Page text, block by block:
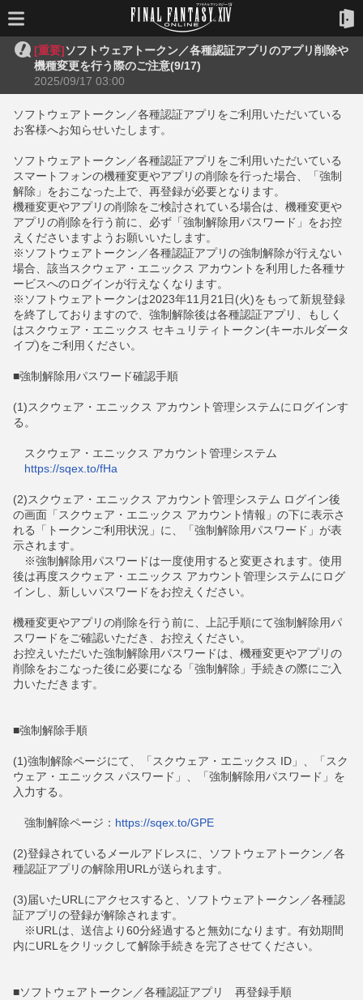
[重要]ソフトウェアトークン／各種認証アプリのアプリ削除や
機種変更を行う際のご注意(9/17)
2025/09/17 03:00
ソフトウェアトークン／各種認証アプリをご利用いただいている
お客様へお知らせいたします。
ソフトウェアトークン／各種認証アプリをご利用いただいている
スマートフォンの機種変更やアプリの削除を行った場合、「強制
解除」をおこなった上で、再登録が必要となります。
機種変更やアプリの削除をご検討されている場合は、機種変更や
アプリの削除を行う前に、必ず「強制解除用パスワード」をお控
えくださいますようお願いいたします。
※ソフトウェアトークン／各種認証アプリの強制解除が行えない
場合、該当スクウェア・エニックス アカウントを利用した各種サ
ービスへのログインが行えなくなります。
※ソフトウェアトークンは2023年11月21日(火)をもって新規登録
を終了しておりますので、強制解除後は各種認証アプリ、もしく
はスクウェア・エニックス セキュリティトークン(キーホルダータ
イプ)をご利用ください。
■強制解除用パスワード確認手順
(1)スクウェア・エニックス アカウント管理システムにログインす
る。
スクウェア・エニックス アカウント管理システム
https://sqex.to/fHa
(2)スクウェア・エニックス アカウント管理システム ログイン後
の画面「スクウェア・エニックス アカウント情報」の下に表示さ
れる「トークンご利用状況」に、「強制解除用パスワード」が表
示されます。
※強制解除用パスワードは一度使用すると変更されます。使用
後は再度スクウェア・エニックス アカウント管理システムにログ
インし、新しいパスワードをお控えください。
機種変更やアプリの削除を行う前に、上記手順にて強制解除用パ
スワードをご確認いただき、お控えください。
お控えいただいた強制解除用パスワードは、機種変更やアプリの
削除をおこなった後に必要になる「強制解除」手続きの際にご入
力いただきます。
■強制解除手順
(1)強制解除ページにて、「スクウェア・エニックス ID」、「スク
ウェア・エニックス パスワード」、「強制解除用パスワード」を
入力する。
強制解除ページ： https://sqex.to/GPE
(2)登録されているメールアドレスに、ソフトウェアトークン／各
種認証アプリの解除用URLが送られます。
(3)届いたURLにアクセスすると、ソフトウェアトークン／各種認
証アプリの登録が解除されます。
※URLは、送信より60分経過すると無効になります。有効期間
内にURLをクリックして解除手続きを完了させてください。
■ソフトウェアトークン／各種認証アプリ 再登録手順